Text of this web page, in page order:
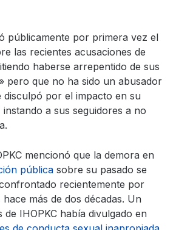
públicamente por primera vez el
las recientes acusaciones de
haberse arrepentido de sus
pero que no ha sido un abusador
disculpó por el impacto en su
a sus seguidores a no
mencionó que la demora en
pública sobre su pasado se
recientemente por
más de dos décadas. Un
IHOPKC había divulgado en